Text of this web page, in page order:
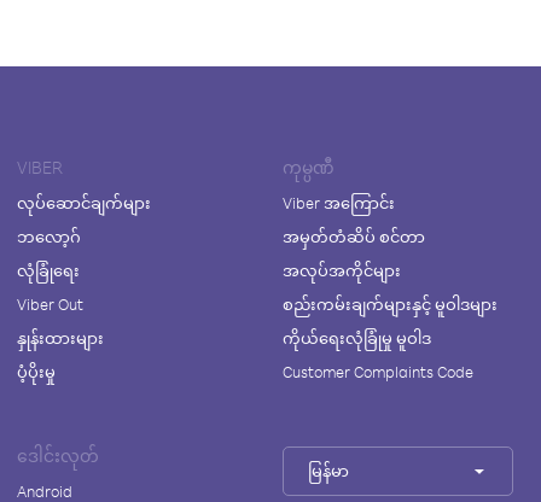
VIBER
လုပ်ဆောင်ချက်များ
ဘလော့ဂ်
လုံခြုံရေး
Viber Out
နှုန်းထားများ
ပံ့ပိုးမှု
ကုမ္ပဏီ
Viber အကြောင်း
အမှတ်တံဆိပ် စင်တာ
အလုပ်အကိုင်များ
စည်းကမ်းချက်များနှင့် မူဝါဒများ
ကိုယ်ရေးလုံခြုံမှု မူဝါဒ
Customer Complaints Code
ဒေါင်းလုတ်
Android
မြန်မာ